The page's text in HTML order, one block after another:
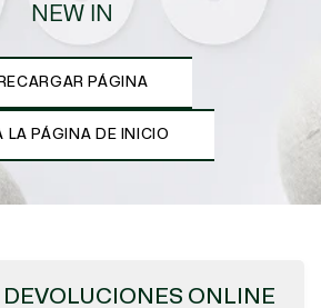
NEW IN
RECARGAR PÁGINA
LA PÁGINA DE INICIO
DEVOLUCIONES ONLINE